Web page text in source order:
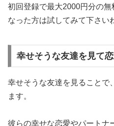
初回登録で最大2000円分の
なった方は試してみて下さい
幸せそうな友達を見て
幸せそうな友達を見ることで
ます。
彼らの幸せな恋愛やパートナ